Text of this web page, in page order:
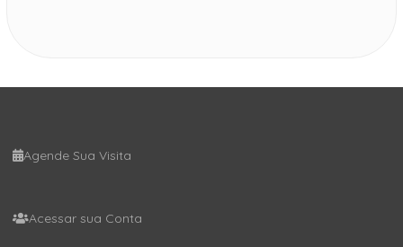
Agende Sua Visita
Acessar sua Conta